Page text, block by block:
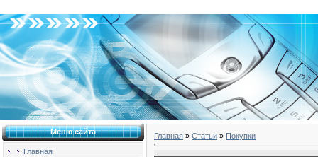
Меню сайта
Главная
Главная » Статьи » Покупки